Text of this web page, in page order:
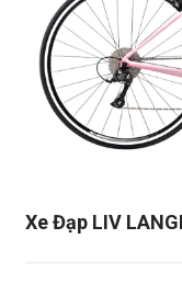
Xe Đạp LIV